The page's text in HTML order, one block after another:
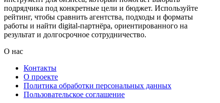
подрядчика под конкретные цели и бюджет. Используйте
рейтинг, чтобы сравнить агентства, подходы и форматы
работы и найти digital-партнёра, ориентированного на
результат и долгосрочное сотрудничество.
О нас
Контакты
О проекте
Политика обработки персональных данных
Пользовательское соглашение